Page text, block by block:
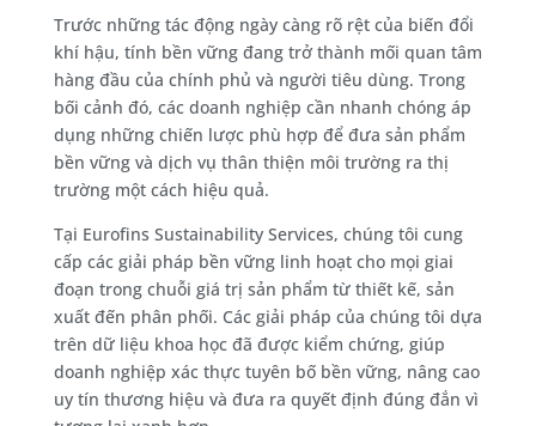
Trước những tác động ngày càng rõ rệt của biến đổi
khí hậu, tính bền vững đang trở thành mối quan tâm
hàng đầu của chính phủ và người tiêu dùng. Trong
bối cảnh đó, các doanh nghiệp cần nhanh chóng áp
dụng những chiến lược phù hợp để đưa sản phẩm
bền vững và dịch vụ thân thiện môi trường ra thị
trường một cách hiệu quả.
Tại Eurofins Sustainability Services, chúng tôi cung
cấp các giải pháp bền vững linh hoạt cho mọi giai
đoạn trong chuỗi giá trị sản phẩm từ thiết kế, sản
xuất đến phân phối. Các giải pháp của chúng tôi dựa
trên dữ liệu khoa học đã được kiểm chứng, giúp
doanh nghiệp xác thực tuyên bố bền vững, nâng cao
uy tín thương hiệu và đưa ra quyết định đúng đắn vì